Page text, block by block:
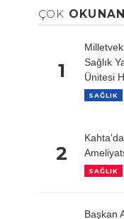
ÇOK
1
Sağlık
Ünitesi
SAĞLIK
2
SAĞLIK
Başkan